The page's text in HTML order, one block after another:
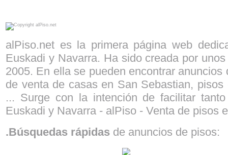
alPiso.net es la primera página web
Euskadi y Navarra. Ha sido creada por
2005. En ella se pueden encontrar
de venta de casas en San Sebastian,
... Surge con la intención de facilitar
Euskadi y Navarra - alPiso - Venta de pisos
.Búsquedas rápidas de anuncios de pisos: